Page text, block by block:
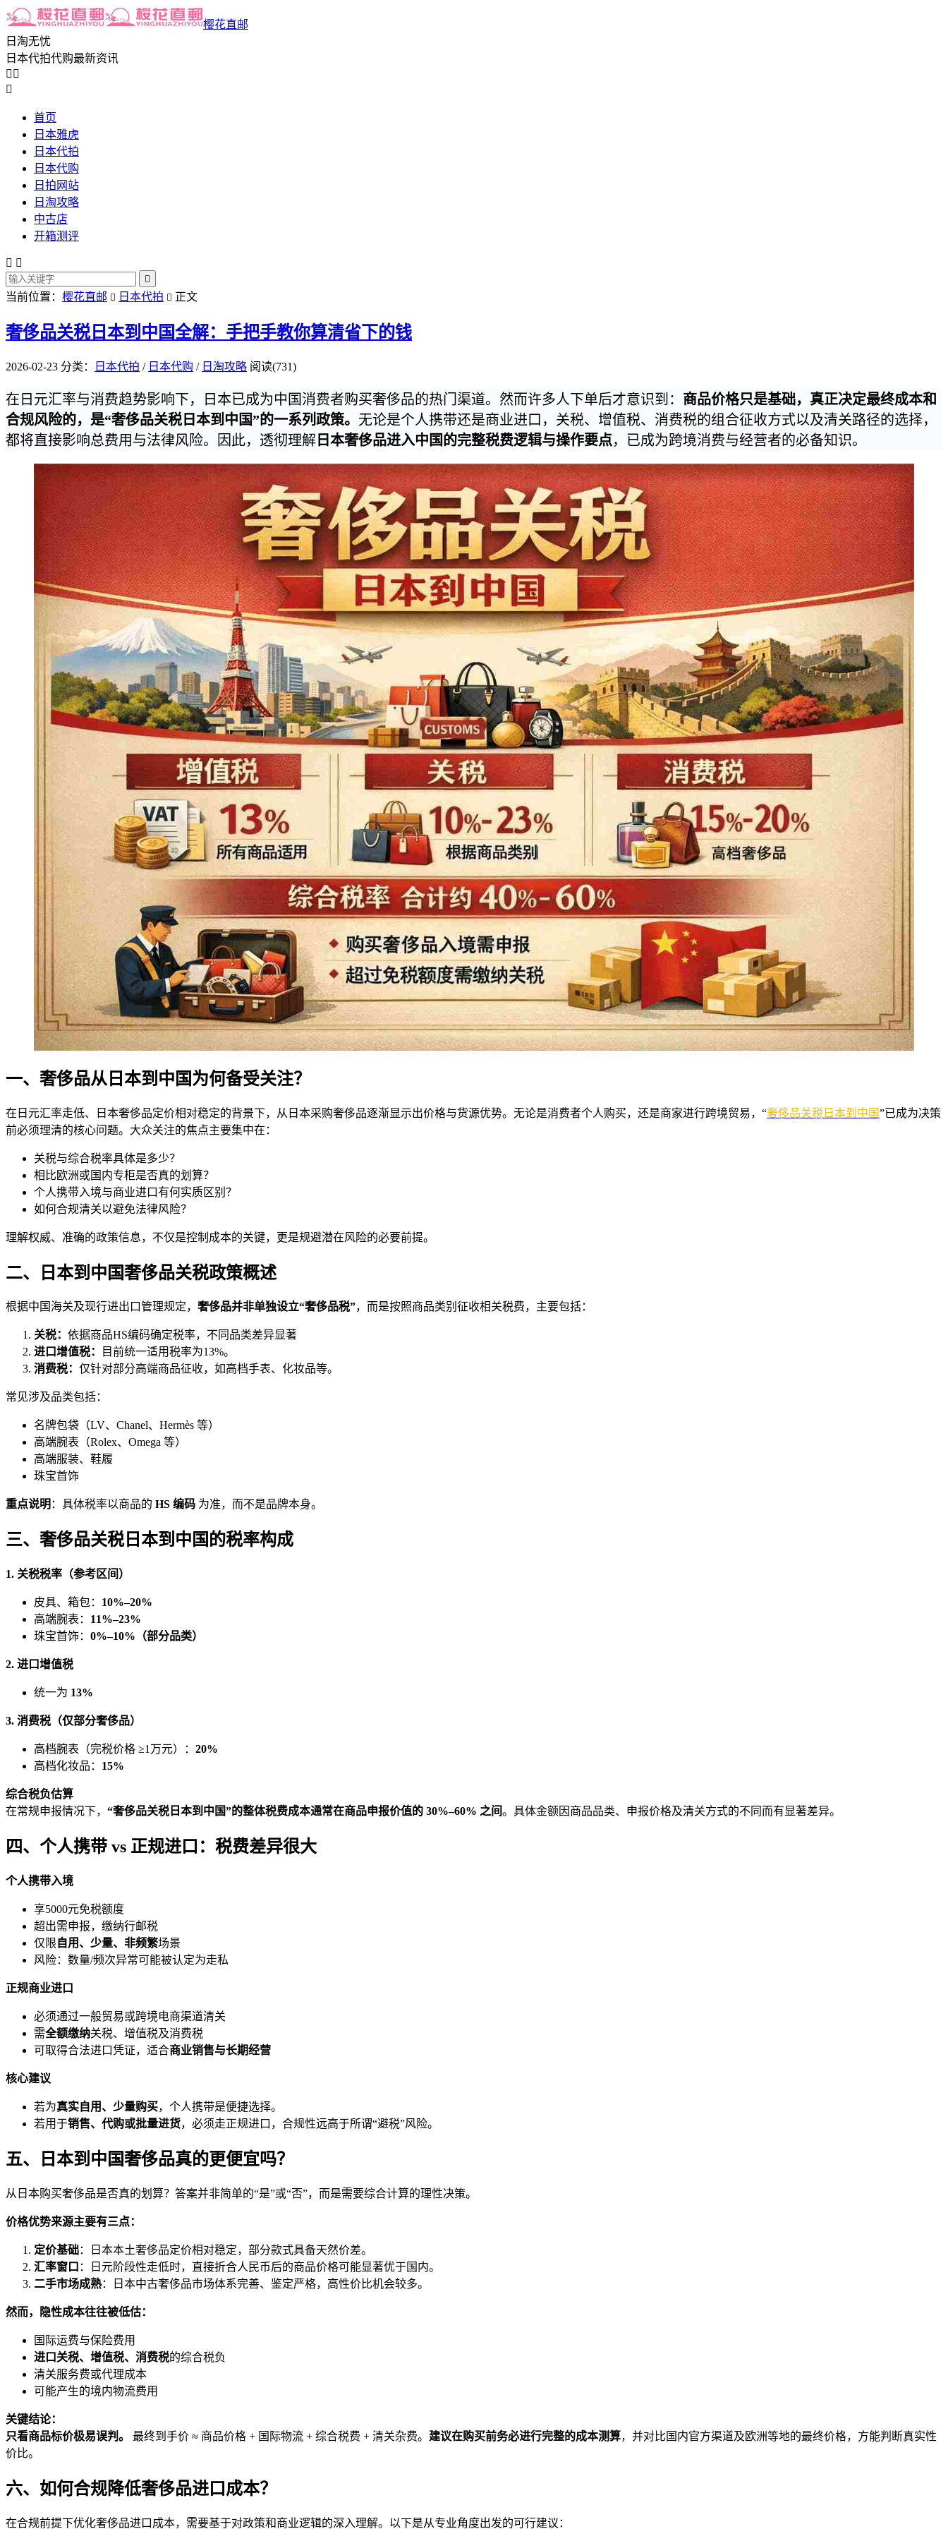
樱花直邮
日淘无忧
日本代拍代购最新资讯
 

首页
日本雅虎
日本代拍
日本代购
日拍网站
日淘攻略
中古店
开箱测评
 

当前位置： 樱花直邮  日本代拍  正文
奢侈品关税日本到中国全解：手把手教你算清省下的钱
2026-02-23 分类： 日本代拍 / 日本代购 / 日淘攻略 阅读(731)
在日元汇率与消费趋势影响下，日本已成为中国消费者购买奢侈品的热门渠道。然而许多人下单后才意识到： 商品价格只是基础，真正决定最终成本和
合规风险的，是“奢侈品关税日本到中国”的一系列政策。 无论是个人携带还是商业进口，关税、增值税、消费税的组合征收方式以及清关路径的选择，
都将直接影响总费用与法律风险。因此，透彻理解 日本奢侈品进入中国的完整税费逻辑与操作要点，已成为跨境消费与经营者的必备知识。
一、奢侈品从日本到中国为何备受关注？
在日元汇率走低、日本奢侈品定价相对稳定的背景下，从日本采购奢侈品逐渐显示出价格与货源优势。无论是消费者个人购买，还是商家进行跨境贸易，“奢侈品关税日本到中国”已成为决策
前必须理清的核心问题。大众关注的焦点主要集中在：
关税与综合税率具体是多少？
相比欧洲或国内专柜是否真的划算？
个人携带入境与商业进口有何实质区别？
如何合规清关以避免法律风险？
理解权威、准确的政策信息，不仅是控制成本的关键，更是规避潜在风险的必要前提。
二、日本到中国奢侈品关税政策概述
根据中国海关及现行进出口管理规定， 奢侈品并非单独设立“奢侈品税”，而是按照商品类别征收相关税费，主要包括：
关税： 依据商品HS编码确定税率，不同品类差异显著
进口增值税：
目前统一适用税率为13%。
消费税： 仅针对部分高端商品征收，如高档手表、化妆品等。
常见涉及品类包括：
名牌包袋（LV、Chanel、Hermès 等）
高端腕表（Rolex、Omega 等）
高端服装、鞋履
珠宝首饰
重点说明 ：具体税率以商品的 HS 编码 为准，而不是品牌本身。
三、奢侈品关税日本到中国的税率构成
1. 关税税率（参考区间）
皮具、箱包： 10%–20%
高端腕表： 11%–23%
珠宝首饰： 0%–10%（部分品类）
2. 进口增值税
统一为 13%
3. 消费税（仅部分奢侈品）
高档腕表（完税价格 ≥1万元）： 20%
高档化妆品： 15%
综合税负估算
在常规申报情况下， “奢侈品关税日本到中国”的整体税费成本通常在商品申报价值的 30%–60% 之间。具体金额因商品品类、申报价格及清关方式的不同而有显著差异。
四、个人携带 vs 正规进口：税费差异很大
个人携带入境
享5000元免税额度
超出需申报，缴纳行邮税
仅限 自用、少量、非频繁场景
风险：数量/频次异常可能被认定为走私
正规商业进口
必须通过一般贸易或跨境电商渠道清关
需全额缴纳关税、增值税及消费税
可取得合法进口凭证，适合商业销售与长期经营
核心建议
若为真实自用、少量购买，个人携带是便捷选择。
若用于销售、代购或批量进货，必须走正规进口，合规性远高于所谓“避税”风险。
五、日本到中国奢侈品真的更便宜吗？
从日本购买奢侈品是否真的划算？答案并非简单的“是”或“否”，而是需要综合计算的理性决策。
价格优势来源主要有三点：
定价基础：日本本土奢侈品定价相对稳定，部分款式具备天然价差。
汇率窗口 ：日元阶段性走低时，直接折合人民币后的商品价格可能显著优于国内。
二手市场成熟：日本中古奢侈品市场体系完善、鉴定严格，高性价比机会较多。
然而，隐性成本往往被低估：
国际运费与保险费用
进口关税、增值税、消费税的综合税负
清关服务费或代理成本
可能产生的境内物流费用
关键结论：
只看商品标价极易误判。
最终到手价 ≈ 商品价格 + 国际物流 + 综合税费 + 清关杂费。 建议在购买前务必进行完整的成本测算，并对比国内官方渠道及欧洲等地的最终价格，方能判断真实性
价比。
六、如何合规降低奢侈品进口成本？
在合规前提下优化奢侈品进口成本，需要基于对政策和商业逻辑的深入理解。以下是从专业角度出发的可行建议：